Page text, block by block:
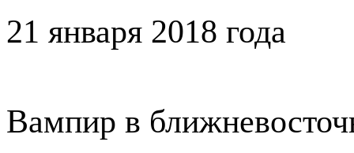
21 января 2018 года
Вампир в